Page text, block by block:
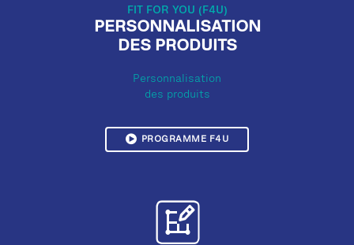
FIT FOR YOU (F4U)
PERSONNALISATION
DES PRODUITS
Personnalisation
des produits
PROGRAMME F4U